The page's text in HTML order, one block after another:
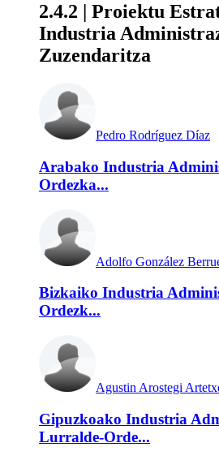
2.4.2 | Proiektu
Industria
Zuzendaritza
Pedro Rodríguez Díaz
Arabako Industria
Ordezka...
Adolfo González
Bizkaiko Industria
Ordezk...
Agustin Arostegi
Gipuzkoako Industria
Lurralde-Orde...